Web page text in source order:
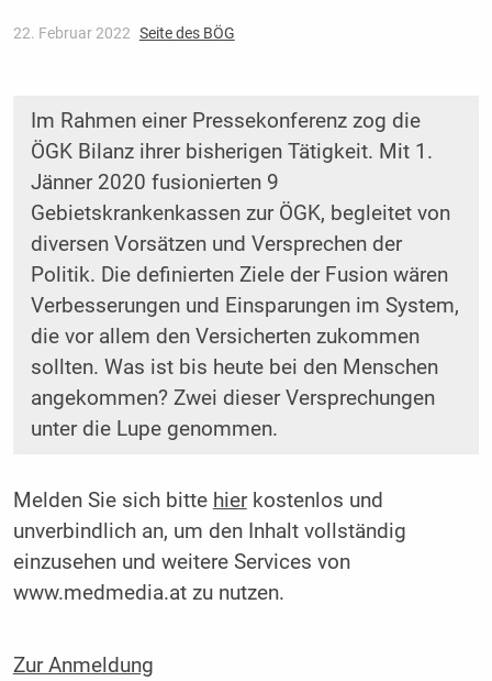
22. Februar 2022 Seite des BÖG
Im Rahmen einer Pressekonferenz zog die
ÖGK Bilanz ihrer bisherigen Tätigkeit. Mit 1.
Jänner 2020 fusionierten 9
Gebietskrankenkassen zur ÖGK, begleitet von
diversen Vorsätzen und Versprechen der
Politik. Die definierten Ziele der Fusion wären
Verbesserungen und Einsparungen im System,
die vor allem den Versicherten zukommen
sollten. Was ist bis heute bei den Menschen
angekommen? Zwei dieser Versprechungen
unter die Lupe genommen.
Melden Sie sich bitte hierkostenlos und
unverbindlich an, um den Inhalt vollständig
einzusehen und weitere Services von
www.medmedia.at zu nutzen.
Zur Anmeldung